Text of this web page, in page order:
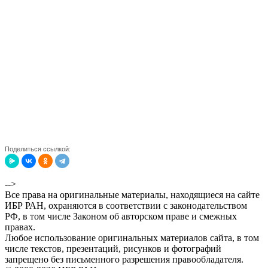
Поделиться ссылкой:
-->
Все права на оригинальные материалы, находящиеся на сайте
ИБР РАН, охраняются в соответствии с законодательством
РФ, в том числе Законом об авторском праве и смежных
правах.
Любое использование оригинальных материалов сайта, в том
числе текстов, презентаций, рисунков и фотографий
запрещено без письменного разрешения правообладателя.